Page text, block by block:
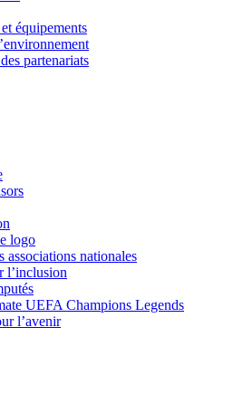
équipements
partenariats
logo
associations nationales
l’inclusion
UEFA Champions Legends
l’avenir